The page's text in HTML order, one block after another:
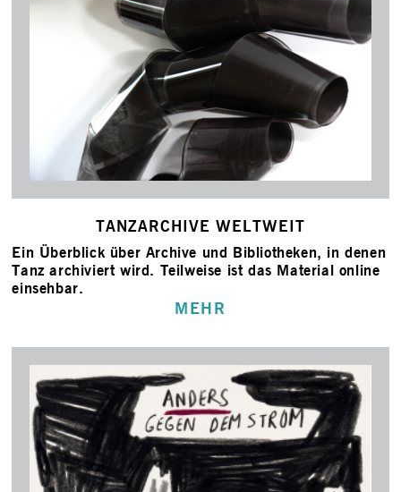
TANZARCHIVE WELTWEIT
Ein Überblick über Archive und Bibliotheken, in denen
Tanz archiviert wird. Teilweise ist das Material online
einsehbar.
MEHR